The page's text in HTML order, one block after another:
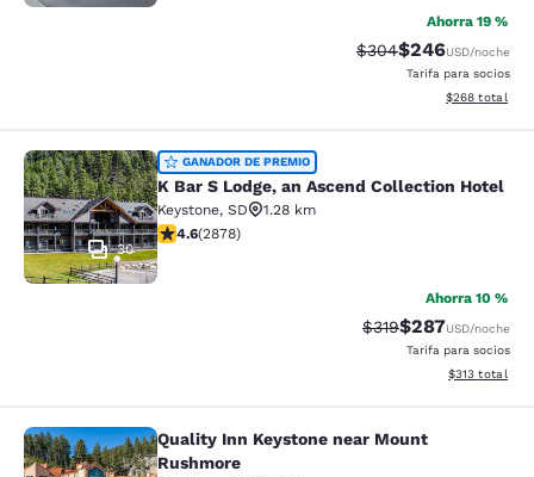
Ahorra 19 %
Tarifa tachada:
$304Tarifa reducida:
$246USD/noche
Tarifa para socios
Ver detalles
$268 total
K Bar S Lodge, an Ascend
30
GANADOR DE PREMIO
K Bar S Lodge, an Ascend Collection Hotel
Keystone, SD
1.28 km
Calificación de 4.64 estrellas. Excepcional. 2878
4.6(2878)
Ahorra 10 %
Tarifa tachada:
$319Tarifa reducida:
$287USD/noche
Tarifa para socios
Ver detalles
$313 total
Quality Inn Keystone near Mount
Quality Inn Keystone near Mount
Rushmore